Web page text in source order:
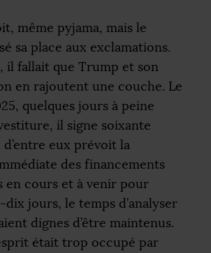
même pyjama, mais le
sa place aux exclamations.
il fallait que Trump et son
en rajoutent une couche. Le
quelques jours à peine
il signe soixante
d’entre eux prévoit la
des financements
en cours et à venir pour
jours, le temps d’analyser
dignes d’être maintenus.
était trop occupé par